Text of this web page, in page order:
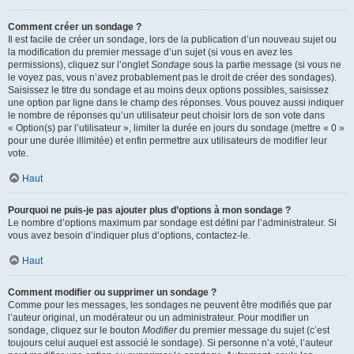
Comment créer un sondage ?
Il est facile de créer un sondage, lors de la publication d’un nouveau sujet ou
la modification du premier message d’un sujet (si vous en avez les
permissions), cliquez sur l’ongletSondage sous la partie message (si vous ne
le voyez pas, vous n’avez probablement pas le droit de créer des sondages).
Saisissez le titre du sondage et au moins deux options possibles, saisissez
une option par ligne dans le champ des réponses. Vous pouvez aussi indiquer
le nombre de réponses qu’un utilisateur peut choisir lors de son vote dans
« Option(s) par l’utilisateur », limiter la durée en jours du sondage (mettre « 0 »
pour une durée illimitée) et enfin permettre aux utilisateurs de modifier leur
vote.
Haut
Pourquoi ne puis-je pas ajouter plus d’options à mon sondage ?
Le nombre d’options maximum par sondage est défini par l’administrateur. Si
vous avez besoin d’indiquer plus d’options, contactez-le.
Haut
Comment modifier ou supprimer un sondage ?
Comme pour les messages, les sondages ne peuvent être modifiés que par
l’auteur original, un modérateur ou un administrateur. Pour modifier un
sondage, cliquez sur le bouton Modifierdu premier message du sujet (c’est
toujours celui auquel est associé le sondage). Si personne n’a voté, l’auteur